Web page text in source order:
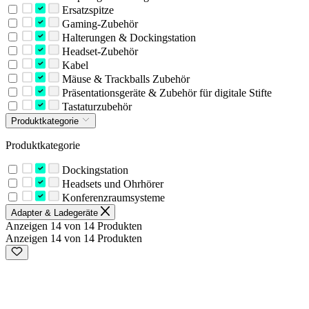
Ersatzspitze
Gaming-Zubehör
Halterungen & Dockingstation
Headset-Zubehör
Kabel
Mäuse & Trackballs Zubehör
Präsentationsgeräte & Zubehör für digitale Stifte
Tastaturzubehör
Produktkategorie
Produktkategorie
Dockingstation
Headsets und Ohrhörer
Konferenzraumsysteme
Adapter & Ladegeräte
Anzeigen 14 von 14 Produkten
Anzeigen 14 von 14 Produkten